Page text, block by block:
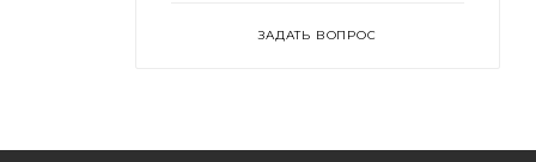
ЗАДАТЬ ВОПРОС